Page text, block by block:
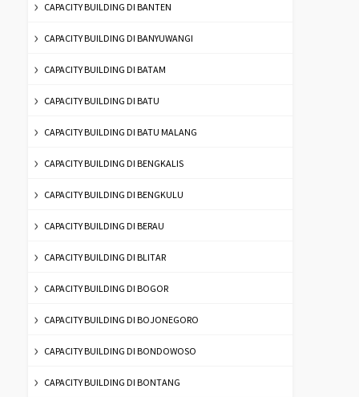
CAPACITY BUILDING DI BANTEN
CAPACITY BUILDING DI BANYUWANGI
CAPACITY BUILDING DI BATAM
CAPACITY BUILDING DI BATU
CAPACITY BUILDING DI BATU MALANG
CAPACITY BUILDING DI BENGKALIS
CAPACITY BUILDING DI BENGKULU
CAPACITY BUILDING DI BERAU
CAPACITY BUILDING DI BLITAR
CAPACITY BUILDING DI BOGOR
CAPACITY BUILDING DI BOJONEGORO
CAPACITY BUILDING DI BONDOWOSO
CAPACITY BUILDING DI BONTANG